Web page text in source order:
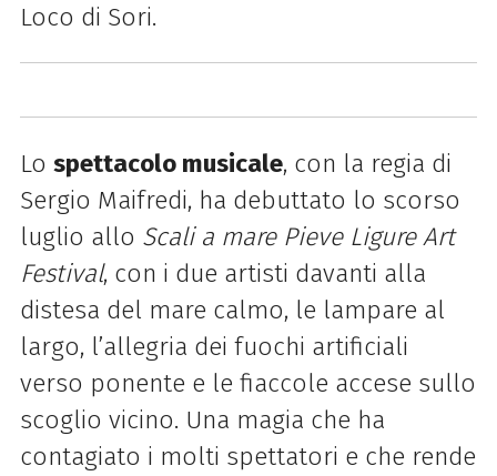
Loco di Sori.
Lo spettacolo musicale, con la regia di
Sergio Maifredi, ha debuttato lo scorso
luglio allo Scali a mare Pieve Ligure Art
Festival, con i due artisti davanti alla
distesa del mare calmo, le lampare al
largo, l’allegria dei fuochi artificiali
verso ponente e le fiaccole accese sullo
scoglio vicino. Una magia che ha
contagiato i molti spettatori e che rende